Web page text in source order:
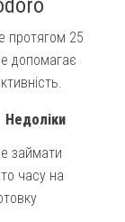
протягом 25
допомагає
Недоліки
займати
часу на